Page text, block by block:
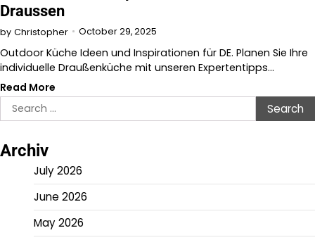
Draussen
by Christopher October 29, 2025
Outdoor Küche Ideen und Inspirationen für DE. Planen Sie Ihre
individuelle Draußenküche mit unseren Expertentipps…
Read More
Search
for:
Archiv
July 2026
June 2026
May 2026